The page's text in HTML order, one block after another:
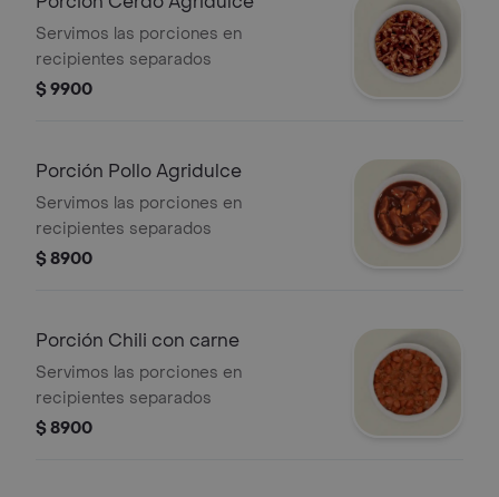
Servimos las porciones en
recipientes separados
$ 9900
Porción Pollo Agridulce
Servimos las porciones en
recipientes separados
$ 8900
Porción Chili con carne
Servimos las porciones en
recipientes separados
$ 8900